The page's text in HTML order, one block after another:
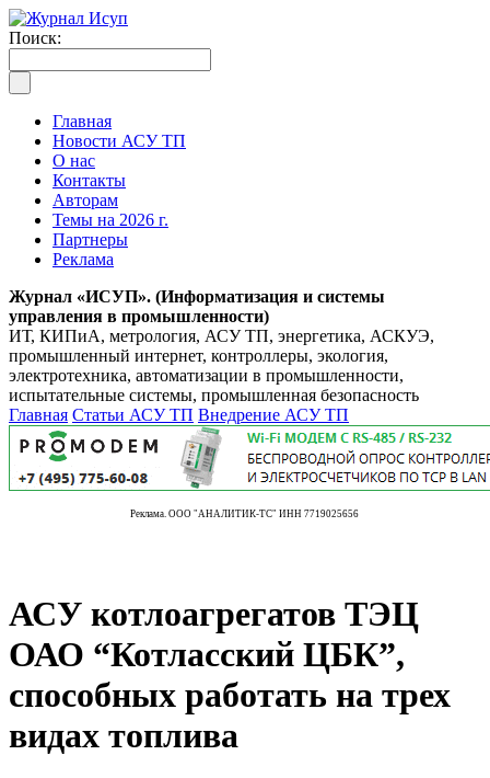
Поиск:
Главная
Новости АСУ ТП
О нас
Контакты
Авторам
Темы на 2026 г.
Партнеры
Реклама
Журнал «ИСУП». (Информатизация и системы
управления в промышленности)
ИТ, КИПиА, метрология, АСУ ТП, энергетика, АСКУЭ,
промышленный интернет, контроллеры, экология,
электротехника, автоматизации в промышленности,
испытательные системы, промышленная безопасность
Главная Статьи АСУ ТП Внедрение АСУ ТП
Реклама. ООО "АНАЛИТИК-ТС" ИНН 7719025656
АСУ котлоагрегатов ТЭЦ
ОАО “Котласский ЦБК”,
способных работать на трех
видах топлива